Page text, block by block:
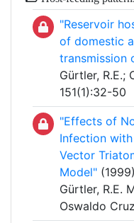
"Reservoir
of domestic
transmission
Gürtler, R.E.;
151(1):32-50
"Effects of
Infection
Vector
Model"
Gürtler, R.E.
Oswaldo